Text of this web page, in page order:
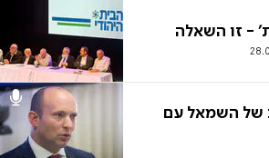
- זו השאלה
של השמאל עם